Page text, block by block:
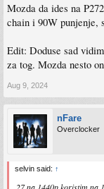
Mozda da ides na
chain i 90W punjenje,
Edit: Doduse sad
za tog. Mozda nesto
Aug 9, 2024
nFare
Overclocker
selvin said: ↑
27 na 1440p koristim na